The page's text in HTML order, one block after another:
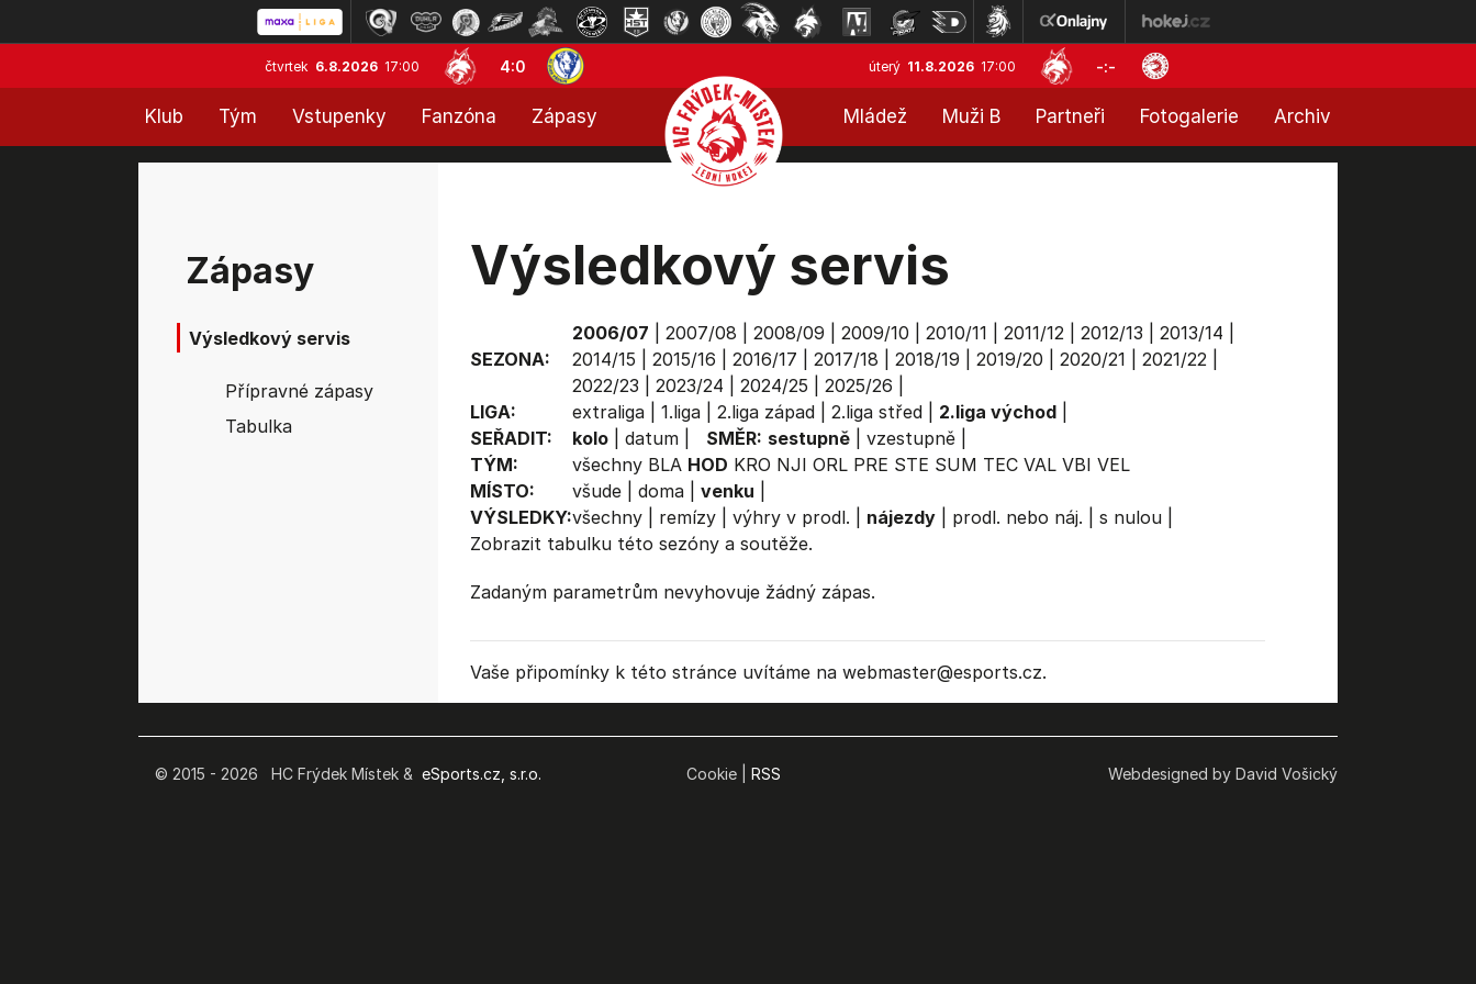
čtvrtek 6.8.2026 17:00 4:0 úterý 11.8.2026 17:00 -:-
Klub Tým Vstupenky Fanzóna Zápasy Mládež Muži B Partneři Fotogalerie Archiv
Zápasy
Výsledkový servis
Přípravné zápasy
Tabulka
Výsledkový servis
SEZONA:
2006/07 2007/08 2008/09 2009/10 2010/11 2011/12| 2012/13 2013/14
2014/15
2015/16 2016/17 2017/18 2018/19 2019/20 2020/21 2021/22|
2022/23
2023/24 2024/25 2025/26
LIGA:
extraliga| 1.liga| 2.liga západ| 2.liga střed| 2.liga východ|
SEŘADIT:
kolo| datum| SMĚR: sestupně| vzestupně|
TÝM:
všechny BLA HOD KRO NJI ORL PRE STE SUM TEC VAL VBI VEL
MÍSTO:
všude| doma| venku
VÝSLEDKY:všechny| remízy| výhry v prodl. nájezdy| prodl. nebo náj. s nulou|
Zobrazit tabulkutéto sezóny a soutěže.
Zadaným parametrům nevyhovuje žádný zápas.
Vaše připomínky k této stránce uvítáme na webmaster@esports.cz.
© 2015 - 2026 HC Frýdek Místek &eSports.cz, s.r.o. Cookie | RSS Webdesigned by David Vošický